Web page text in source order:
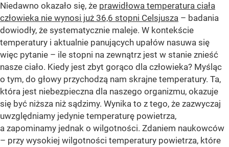
Niedawno okazało się, że prawidłowa temperatura ciała
człowieka nie wynosi już 36,6 stopni Celsjusza – badania
dowiodły, że systematycznie maleje. W kontekście
temperatury i aktualnie panujących upałów nasuwa się
więc pytanie – ile stopni na zewnątrz jest w stanie znieść
nasze ciało. Kiedy jest zbyt gorąco dla człowieka? Myśląc
o tym, do głowy przychodzą nam skrajne temperatury. Ta,
która jest niebezpieczna dla naszego organizmu, okazuje
się być niższa niż sądzimy. Wynika to z tego, że zazwyczaj
uwzględniamy jedynie temperaturę powietrza,
a zapominamy jednak o wilgotności. Zdaniem naukowców
– przy wysokiej wilgotności temperatury powietrza, które